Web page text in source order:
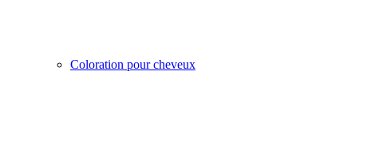
Coloration pour cheveux